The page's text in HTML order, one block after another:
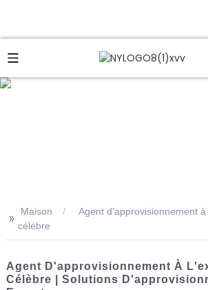
>> Maison
Agent d'approvisionnement
célèbre
Agent D'approvisionnement À
Célèbre | Solutions